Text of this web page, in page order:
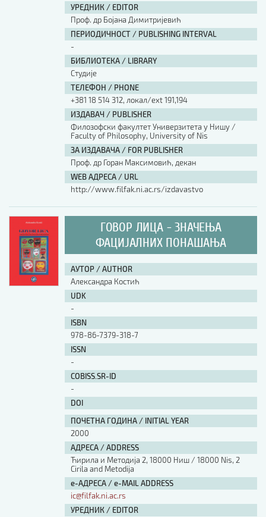
УРЕДНИК / EDITOR
Проф. др Бојана Димитријевић
ПЕРИОДИЧНОСТ / PUBLISHING INTERVAL
-
БИБЛИОТЕКА / LIBRARY
Студије
ТЕЛЕФОН / PHONE
+381 18 514 312, локал/ext 191,194
ИЗДАВАЧ / PUBLISHER
Филозофски факултет Универзитета у Нишу /
Faculty of Philosophy, University of Nis
ЗА ИЗДАВАЧА / FOR PUBLISHER
Проф. др Горан Максимовић, декан
WEB АДРЕСА / URL
http://www.filfak.ni.ac.rs/izdavastvo
ГОВОР ЛИЦА - ЗНАЧЕЊА
ФАЦИЈАЛНИХ ПОНАШАЊА
АУТОР / AUTHOR
Александра Костић
UDK
-
ISBN
978-86-7379-318-7
ISSN
-
COBISS.SR-ID
-
DOI
ПОЧЕТНА ГОДИНА / INITIAL YEAR
2000
АДРЕСА / ADDRESS
Ћирила и Методија 2, 18000 Ниш / 18000 Nis, 2
Cirila and Metodija
е-АДРЕСА / e-MAIL ADDRESS
ic@filfak.ni.ac.rs
УРЕДНИК / EDITOR